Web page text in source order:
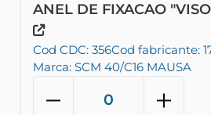
ANEL DE FIXACAO
Cod CDC: 356Cod fabricante:
Marca: SCM 40/C16 MAUSA